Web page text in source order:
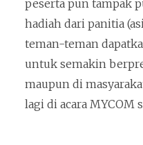
peserta pun tampak
hadiah dari panitia
teman-teman
untuk semakin
maupun di
lagi di acara MYCOM